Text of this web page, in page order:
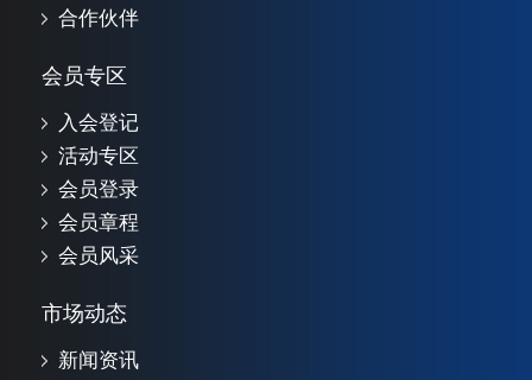
合作伙伴
会员专区
入会登记
活动专区
会员登录
会员章程
会员风采
市场动态
新闻资讯